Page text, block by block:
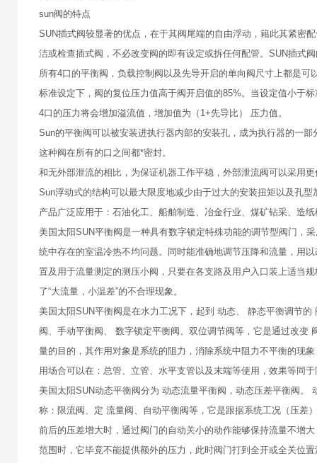
sun阀的特点
SUN插式阀较显著的优点，在于其阀尾端的自由浮动，籍此其紧密
洁或检查插式阀，不必改变阀的即有设定或拆任何配管。SUN插式
所有4口的平衡阀，负载控制阀以及先导开启的单向阀尺寸上都是
标准设定下，阀的复位压力值高于阀开启值的85%。当设定值小于
4口的压力将会增加溢流值，增加值为（1+先导比） 压力值。
Sun的平衡阀可以被安装进执行器内部的安装孔，成为执行器的一
这种阀在所有的口之间都*密封。
和无外部泄流的相比，为保证机器工作平稳，外部泄流阀可以采用
Sun浮动式的结构可以最大限度地减少由于过大的安装扭矩以及孔
产品广泛应用于：石油化工、船舶制造、冶金行业、煤矿钻采、造
美国太阳SUN平衡阀是一种具有数字锁定特殊功能的调节型阀门，
统中存在的室温冷热不均问题。同时能准确地调节压降和流量，用
置及用于流量测定的测压小阀，只要在各支路及用户入口装上适当
了“大流量，小温差”的不合理现象。
美国太阳SUN平衡阀是在水力工况下，起到 动态、 静态平衡调节
阀、手动平衡阀、 数字锁定平衡阀、双位调节阀等，它是通过改
量的目的，其作用对象是系统的阻力，消除系统中阻力不平衡的现
用场合可以在：总管、立管、水平支管以及末端等使用，效果等同
美国太阳SUN动态平衡阀分为 动态流量平衡阀，动态压差平衡阀
称：限流阀、定 流量阀、自动平衡阀等，它是跟据系统工况（压差
前后的压差增大时，通过阀门的自动关小的动作能够保持流量不增
范围时，它毕竟不能提供额外的压力，此时阀门打到全开或全关位